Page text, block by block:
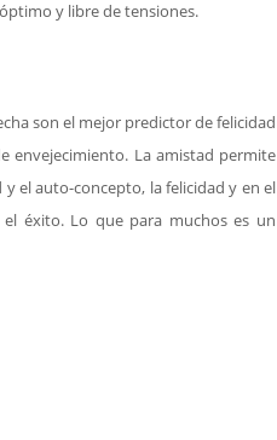
y libre de tensiones.
son el mejor predictor de felicidad
envejecimiento. La amistad permite
el auto-concepto, la felicidad y en el
éxito. Lo que para muchos es un